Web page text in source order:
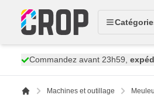
Commandez avant 23h59,
Machines et outillage